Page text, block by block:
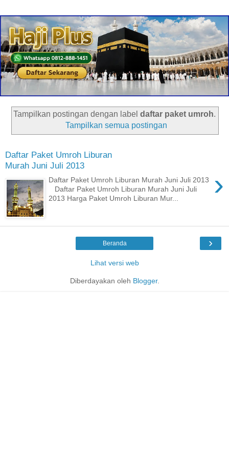
Tampilkan postingan dengan label daftar paket umroh.
Tampilkan semua postingan
Daftar Paket Umroh Liburan
Murah Juni Juli 2013
›
Daftar Paket Umroh Liburan Murah Juni Juli 2013
Daftar Paket Umroh Liburan Murah Juni Juli
2013 Harga Paket Umroh Liburan Mur...
›
Beranda
Lihat versi web
Diberdayakan oleh Blogger.